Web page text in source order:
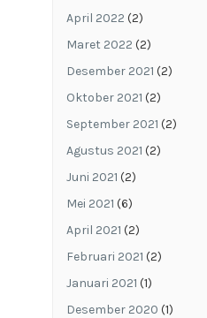
April 2022 (2)
Maret 2022 (2)
Desember 2021 (2)
Oktober 2021 (2)
September 2021 (2)
Agustus 2021 (2)
Juni 2021 (2)
Mei 2021 (6)
April 2021 (2)
Februari 2021 (2)
Januari 2021 (1)
Desember 2020 (1)